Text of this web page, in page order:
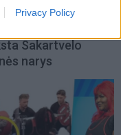
Privacy Policy
sulaukė
Sakartvelo
narys